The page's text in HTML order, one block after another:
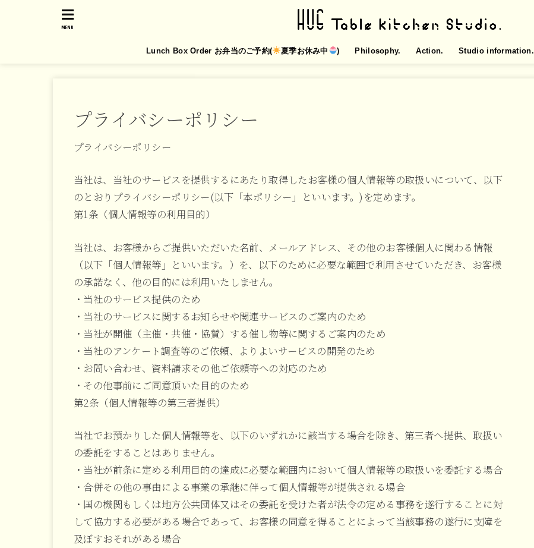
Lunch Box Order お弁当のご予約( 夏季お休み中 ) Philosophy. Action. Studio information.
MENU
プライバシーポリシー
プライバシーポリシー
当社は、当社のサービスを提供するにあたり取得したお客様の個人情報等の取扱いについて、以下
のとおりプライバシーポリシー(以下「本ポリシー」といいます。)を定めます。
第1条（個人情報等の利用目的）
当社は、お客様からご提供いただいた名前、メールアドレス、その他のお客様個人に関わる情報
（以下「個人情報等」といいます。）を、以下のために必要な範囲で利用させていただき、お客様
の承諾なく、他の目的には利用いたしません。
・当社のサービス提供のため
・当社のサービスに関するお知らせや関連サービスのご案内のため
・当社が開催（主催・共催・協賛）する催し物等に関するご案内のため
・当社のアンケート調査等のご依頼、よりよいサービスの開発のため
・お問い合わせ、資料請求その他ご依頼等への対応のため
・その他事前にご同意頂いた目的のため
第2条（個人情報等の第三者提供）
当社でお預かりした個人情報等を、以下のいずれかに該当する場合を除き、第三者へ提供、取扱い
の委託をすることはありません。
・当社が前条に定める利用目的の達成に必要な範囲内において個人情報等の取扱いを委託する場合
・合併その他の事由による事業の承継に伴って個人情報等が提供される場合
・国の機関もしくは地方公共団体又はその委託を受けた者が法令の定める事務を遂行することに対
して協力する必要がある場合であって、お客様の同意を得ることによって当該事務の遂行に支障を
及ぼすおそれがある場合